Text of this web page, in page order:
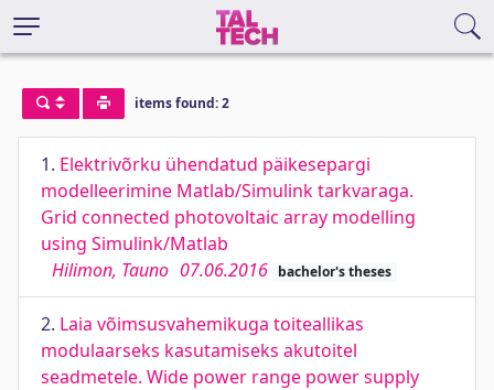
items found: 2
1. Elektrivõrku ühendatud päikesepargi
modelleerimine Matlab/Simulink tarkvaraga.
Grid connected photovoltaic array modelling
using Simulink/Matlab
Hilimon, Tauno 07.06.2016 bachelor's theses
2. Laia võimsusvahemikuga toiteallikas
modulaarseks kasutamiseks akutoitel
seadmetele. Wide power range power supply